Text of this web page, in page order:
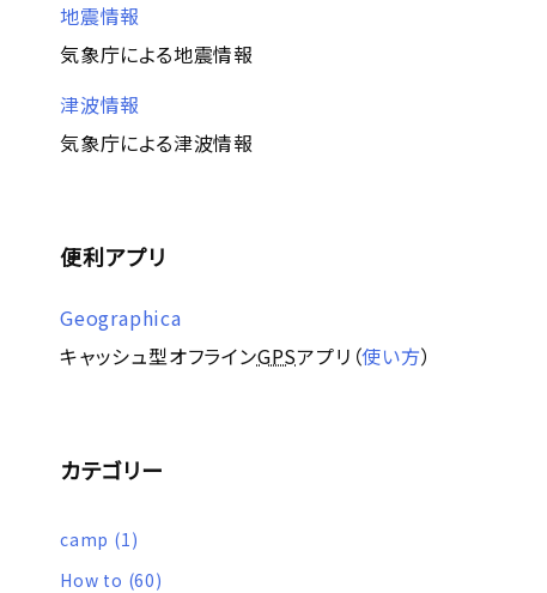
地震情報
気象庁による地震情報
津波情報
気象庁による津波情報
便利アプリ
Geographica
キャッシュ型オフラインGPSアプリ（使い方）
カテゴリー
camp (1)
How to (60)